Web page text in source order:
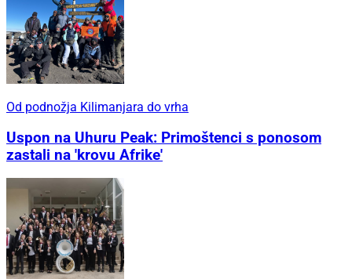
Od podnožja Kilimanjara do vrha
Uspon na Uhuru Peak: Primoštenci s ponosom
zastali na 'krovu Afrike'